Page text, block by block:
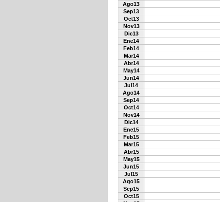
Ago13
Sep13
Oct13
Nov13
Dic13
Ene14
Feb14
Mar14
Abr14
May14
Jun14
Jul14
Ago14
Sep14
Oct14
Nov14
Dic14
Ene15
Feb15
Mar15
Abr15
May15
Jun15
Jul15
Ago15
Sep15
Oct15